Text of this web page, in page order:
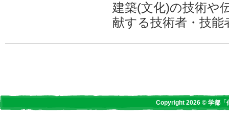
建築(文化)の技術や
献する技術者・技
Copyright 2026 © 学都「